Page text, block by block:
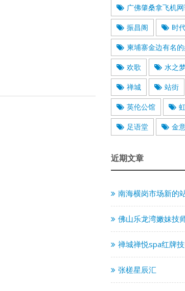
广佛肇桑拿飞机
振昌阁 时
柬埔寨金边有名
欢歌 水之
禅城 站街
英伦公馆
足语堂 金
近期文章
南海横岗市场新的
佛山乐龙湾嫩妹技
禅城禅悦spa红牌
张槎星辰汇